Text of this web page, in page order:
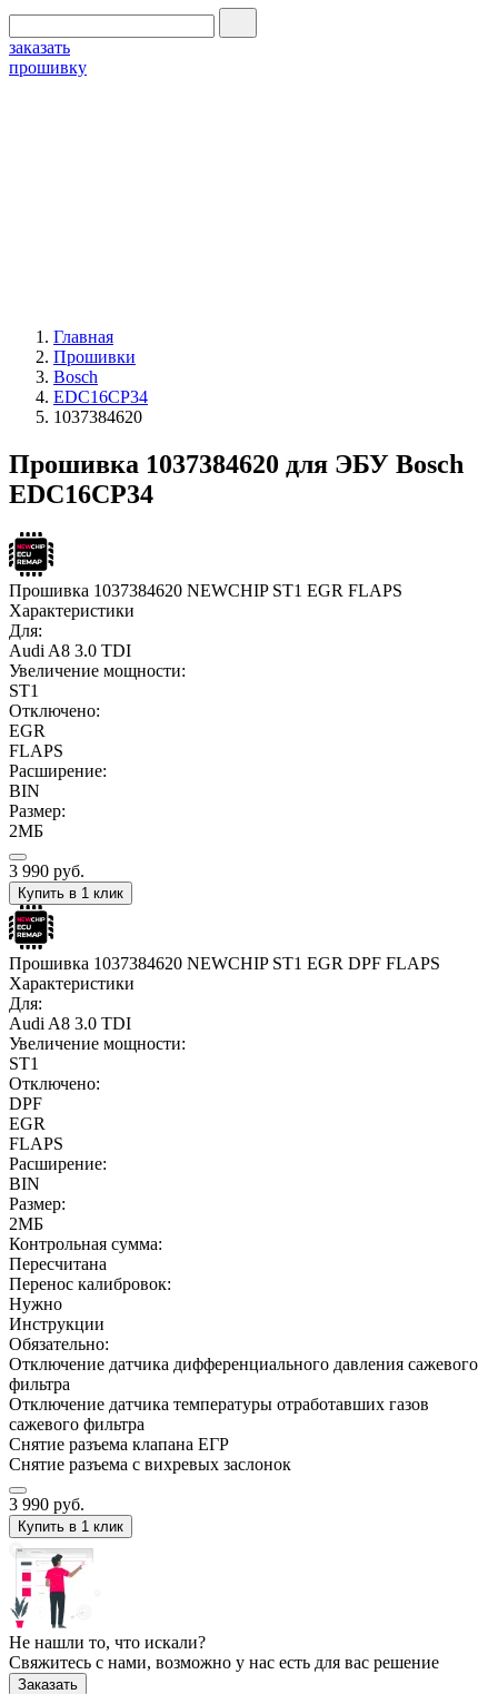
заказать
прошивку
Главная
Прошивки
Bosch
EDC16CP34
1037384620
Прошивка 1037384620 для ЭБУ Bosch
EDC16CP34
Прошивка 1037384620 NEWCHIP ST1 EGR FLAPS
Характеристики
Для:
Audi A8 3.0 TDI
Увеличение мощности:
ST1
Отключено:
EGR
FLAPS
Расширение:
BIN
Размер:
2МБ
3 990 руб.
Купить в 1 клик
Прошивка 1037384620 NEWCHIP ST1 EGR DPF FLAPS
Характеристики
Для:
Audi A8 3.0 TDI
Увеличение мощности:
ST1
Отключено:
DPF
EGR
FLAPS
Расширение:
BIN
Размер:
2МБ
Контрольная сумма:
Пересчитана
Перенос калибровок:
Нужно
Инструкции
Обязательно:
Отключение датчика дифференциального давления сажевого
фильтра
Отключение датчика температуры отработавших газов
сажевого фильтра
Снятие разъема клапана ЕГР
Снятие разъема с вихревых заслонок
3 990 руб.
Купить в 1 клик
Не нашли то, что искали?
Свяжитесь с нами, возможно у нас есть для вас решение
Заказать